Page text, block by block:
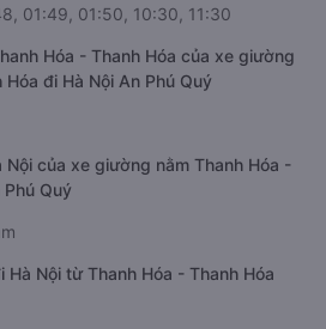
01:49, 01:50, 10:30, 11:30
Hóa - Thanh Hóa của xe giường
đi Hà Nội An Phú Quý
của xe giường nằm Thanh Hóa -
Quý
Nội từ Thanh Hóa - Thanh Hóa